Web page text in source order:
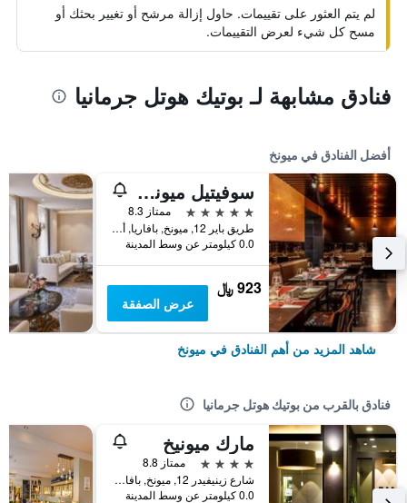
لم يتم العثور على تقييمات. حاول إزالة مرشح أو تغيير بحثك أو
مسح كل شيء لعرض التقييمات.
فنادق مشابهة لـ بوتيك هوتل جرمانيا
أفضل الفنادق في ميونخ
سوفيتيل ميونيخ بايربوست
5 نجوم
ممتاز 8.3
طريق باير 12, ميونخ, بافاريا, ألمانيا
0.0 كيلومتر عن وسط المدينة
923 ﷼
عرض الصفقة
شاهد المزيد من أهم الفنادق في ميونخ
فنادق بالقرب من بوتيك هوتل جرمانيا
مارك ميونيخ
4 نجوم
ممتاز 8.8
شارع زينيفيدر 12, ميونخ, بافاريا, ألمانيا
0.0 كيلومتر عن وسط المدينة